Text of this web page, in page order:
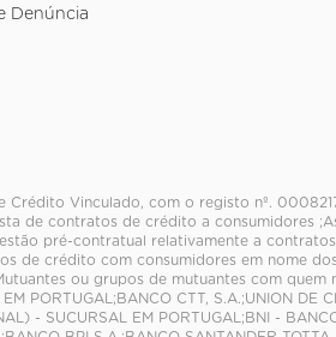
Denúncia
Crédito Vinculado, com o registo nº.
de contratos de crédito a consumidores
pré-contratual relativamente a
de crédito com consumidores em nome
ou grupos de mutuantes com
PORTUGAL;BANCO CTT, S.A.;UNION DE
- SUCURSAL EM PORTUGAL;BNI -